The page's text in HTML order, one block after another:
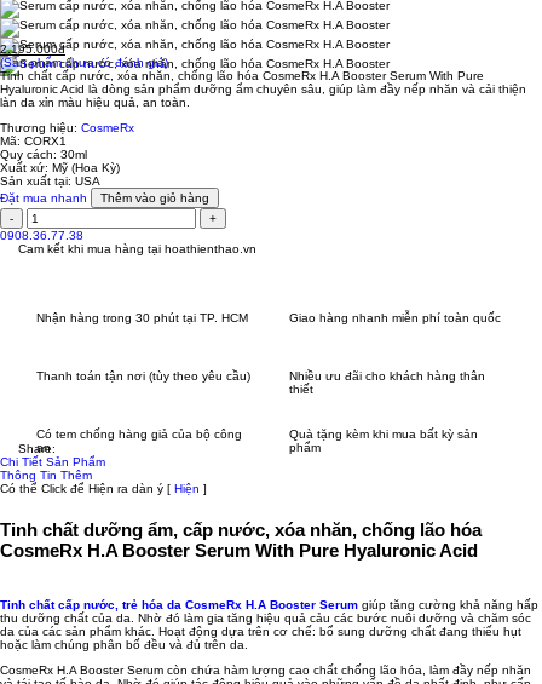
2.195.000đ
(Sản phẩm chưa có đánh giá)
Tinh chất cấp nước, xóa nhăn, chống lão hóa CosmeRx H.A Booster Serum With Pure
Hyaluronic Acid là dòng sản phẩm dưỡng ẩm chuyên sâu, giúp làm đầy nếp nhăn và cải thiện
làn da xỉn màu hiệu quả, an toàn.
Thương hiệu: CosmeRx
Mã: CORX1
Quy cách: 30ml
Xuất xứ: Mỹ (Hoa Kỳ)
Sản xuất tại: USA
Đặt mua nhanh
Thêm vào giỏ hàng
0908.36.77.38
Cam kết khi mua hàng tại hoathienthao.vn
Nhận hàng trong 30 phút tại TP. HCM Giao hàng nhanh miễn phí toàn quốc
Thanh toán tận nơi (tùy theo yêu cầu)
Nhiều ưu đãi cho khách hàng thân
thiết
Có tem chống hàng giả của bộ công
an
Quà tặng kèm khi mua bất kỳ sản
phẩm
Share:
Chi Tiết Sản Phẩm
Thông Tin Thêm
Có thể Click để Hiện ra dàn ý [ Hiện ]
Tinh chất dưỡng ẩm, cấp nước, xóa nhăn, chống lão hóa
CosmeRx H.A Booster Serum With Pure Hyaluronic Acid
Tinh chất cấp nước, trẻ hóa da CosmeRx H.A Booster Serum giúp tăng cường khả năng hấp
thu dưỡng chất của da. Nhờ đó làm gia tăng hiệu quả cảu các bước nuôi dưỡng và chăm sóc
da của các sản phẩm khác. Hoạt động dựa trên cơ chế: bổ sung dưỡng chất đang thiếu hụt
hoặc làm chúng phân bố đều và đủ trên da.
CosmeRx H.A Booster Serum còn chứa hàm lượng cao chất chống lão hóa, làm đầy nếp nhăn